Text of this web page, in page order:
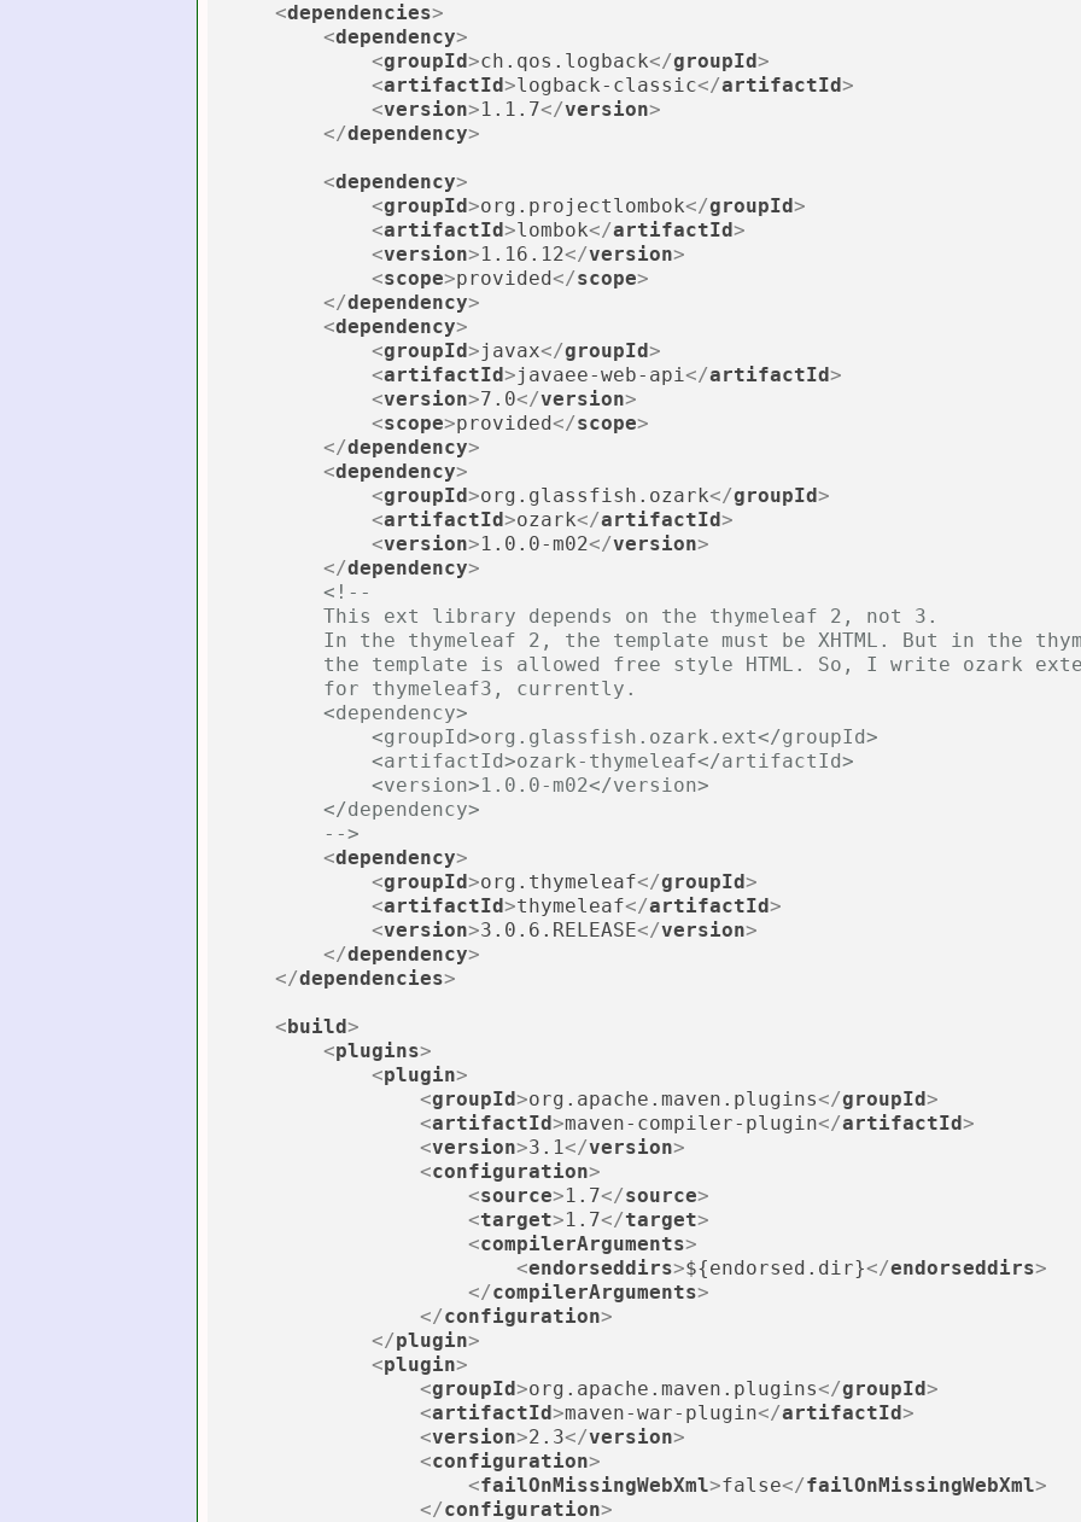
<dependencies>
<dependency>
<groupId>ch.qos.logback</groupId>
<artifactId>logback-classic</artifactId>
<version>1.1.7</version>
</dependency>
<dependency>
<groupId>org.projectlombok</groupId>
<artifactId>lombok</artifactId>
<version>1.16.12</version>
<scope>provided</scope>
</dependency>
<dependency>
<groupId>javax</groupId>
<artifactId>javaee-web-api</artifactId>
<version>7.0</version>
<scope>provided</scope>
</dependency>
<dependency>
<groupId>org.glassfish.ozark</groupId>
<artifactId>ozark</artifactId>
<version>1.0.0-m02</version>
</dependency>
<!--
        This ext library depends on the thymeleaf 2, not 3.
In the thymeleaf 2, the template must be XHTML. But in the
the template is allowed free style HTML. So, I write ozark
        for thymeleaf3, currently.
        <dependency>
            <groupId>org.glassfish.ozark.ext</groupId>
            <artifactId>ozark-thymeleaf</artifactId>
            <version>1.0.0-m02</version>
        </dependency>
        -->
<dependency>
<groupId>org.thymeleaf</groupId>
<artifactId>thymeleaf</artifactId>
<version>3.0.6.RELEASE</version>
</dependency>
</dependencies>
<build>
<plugins>
<plugin>
<groupId>org.apache.maven.plugins</groupId>
<artifactId>maven-compiler-plugin</artifactId>
<version>3.1</version>
<configuration>
<source>1.7</source>
<target>1.7</target>
<compilerArguments>
<endorseddirs>${endorsed.dir}</endorseddirs>
</compilerArguments>
</configuration>
</plugin>
<plugin>
<groupId>org.apache.maven.plugins</groupId>
<artifactId>maven-war-plugin</artifactId>
<version>2.3</version>
<configuration>
<failOnMissingWebXml>false</failOnMissingWebXml>
</configuration>